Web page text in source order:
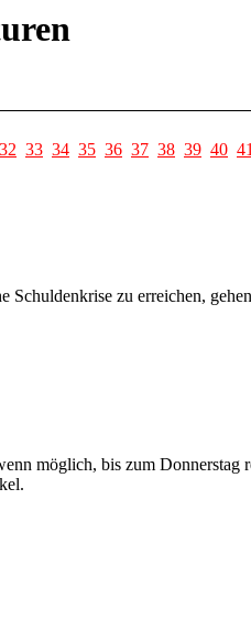
32 33 34 35 36 37 38 39 40
zu erreichen,
möglich, bis zum Donnerstag